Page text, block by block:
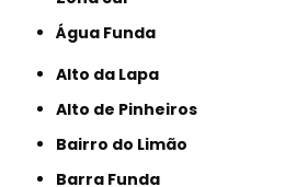
Água Funda
Alto da Lapa
Alto de Pinheiros
Bairro do Limão
Barra Funda